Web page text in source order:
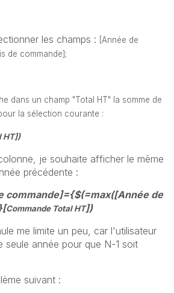
les champs : [Année de
de commande];
dans un champ "Total HT" la somme de
la sélection courante :
HT])
je souhaite afficher le même
précédente :
commande]={$(=max([Année de
Commande Total HT])
me limite un peu, car l'utilisateur
seule année pour que N-1 soit
suivant :